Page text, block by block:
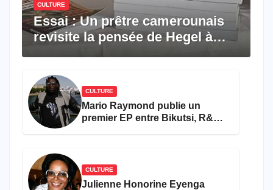
CULTURE
Essai : Un prêtre camerounais
revisite la pensée de Hegel à
CULTURE
Mario Raymond publie un
premier EP entre Bikutsi, R&B
CULTURE
Julienne Honorine Eyenga